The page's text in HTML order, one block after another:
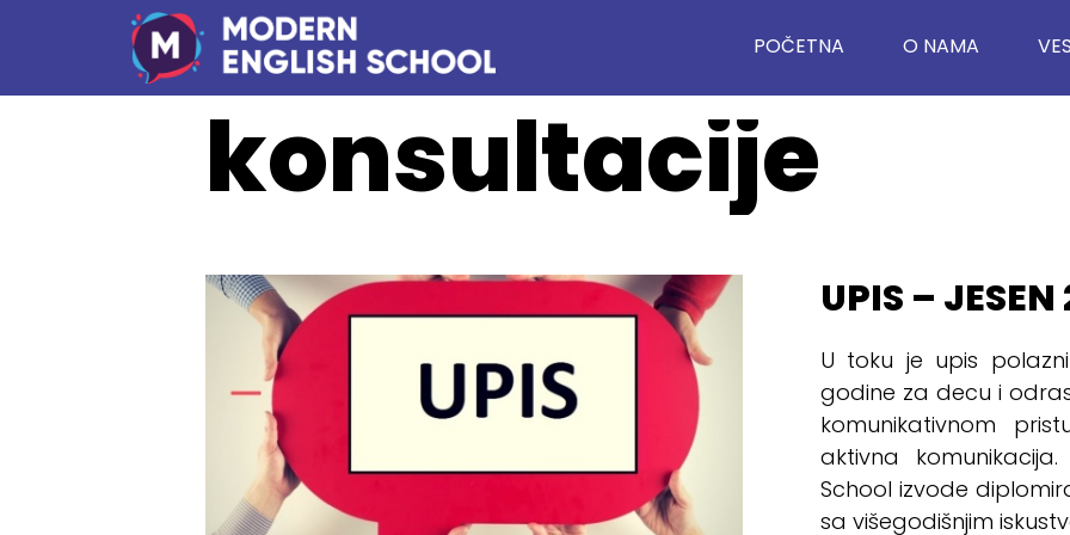
POČETNA O NAMA
konsultacije
UPIS –
U toku je upis
godine za decu i
komunikativnom
aktivna
School izvode
sa višegodišnjim